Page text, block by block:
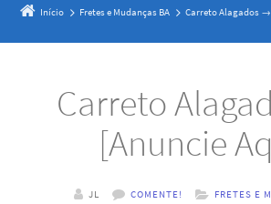
Início Fretes e Mudanças BA Carreto Alagados
Carreto
[Anuncie
JL COMENTE! FRETES E